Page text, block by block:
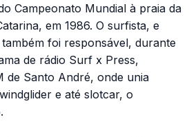
Campeonato Mundial à praia da
em 1986. O surfista, e
foi responsável, durante
de rádio Surf x Press,
de Santo André, onde unia
e até slotcar, o